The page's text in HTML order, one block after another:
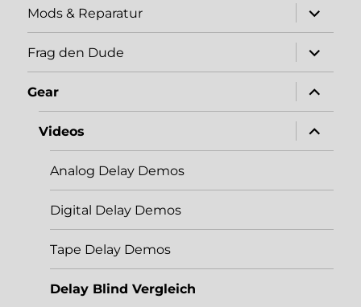
Mods & Reparatur
expand
child
menu
Frag den Dude
expand
child
menu
Gear
expand
child
menu
Videos
expand
child
menu
Analog Delay Demos
Digital Delay Demos
Tape Delay Demos
Delay Blind Vergleich